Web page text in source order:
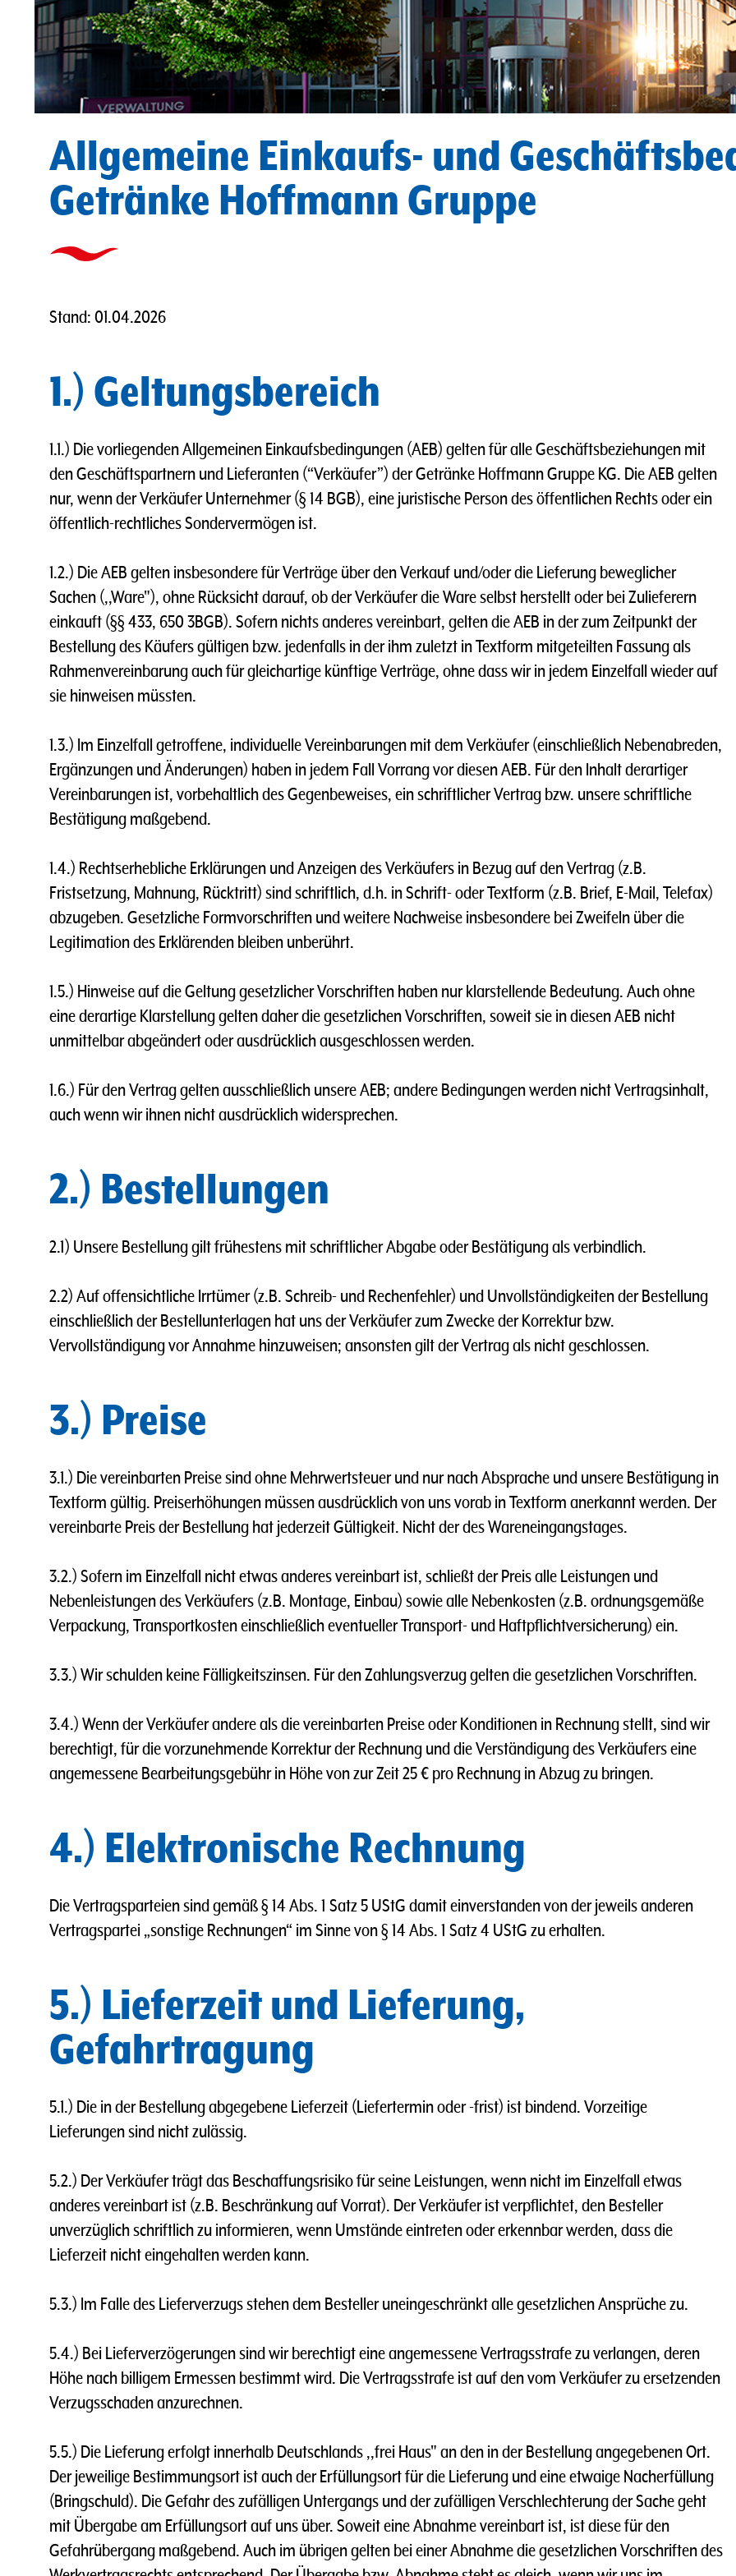
Allgemeine Einkaufs- und
Getränke Hoffmann Gruppe
Stand: 01.04.2026
1.) Geltungsbereich
1.1.) Die vorliegenden Allgemeinen Einkaufsbedingungen (AEB) gelten für alle Geschäftsbeziehungen mit
den Geschäftspartnern und Lieferanten (“Verkäufer”) der Getränke Hoffmann Gruppe KG. Die AEB gelten
nur, wenn der Verkäufer Unternehmer (§ 14 BGB), eine juristische Person des öffentlichen Rechts oder ein
öffentlich-rechtliches Sondervermögen ist.
1.2.) Die AEB gelten insbesondere für Verträge über den Verkauf und/oder die Lieferung beweglicher
Sachen (,,Ware"), ohne Rücksicht darauf, ob der Verkäufer die Ware selbst herstellt oder bei Zulieferern
einkauft (§§ 433, 650 3BGB). Sofern nichts anderes vereinbart, gelten die AEB in der zum Zeitpunkt der
Bestellung des Käufers gültigen bzw. jedenfalls in der ihm zuletzt in Textform mitgeteilten Fassung als
Rahmenvereinbarung auch für gleichartige künftige Verträge, ohne dass wir in jedem Einzelfall wieder auf
sie hinweisen müssten.
1.3.) lm Einzelfall getroffene, individuelle Vereinbarungen mit dem Verkäufer (einschließlich Nebenabreden,
Ergänzungen und Änderungen) haben in jedem Fall Vorrang vor diesen AEB. Für den lnhalt derartiger
Vereinbarungen ist, vorbehaltlich des Gegenbeweises, ein schriftlicher Vertrag bzw. unsere schriftliche
Bestätigung maßgebend.
1.4.) Rechtserhebliche Erklärungen und Anzeigen des Verkäufers in Bezug auf den Vertrag (z.B.
Fristsetzung, Mahnung, Rücktritt) sind schriftlich, d.h. in Schrift- oder Textform (z.B. Brief, E-Mail, Telefax)
abzugeben. Gesetzliche Formvorschriften und weitere Nachweise insbesondere bei Zweifeln über die
Legitimation des Erklärenden bleiben unberührt.
1.5.) Hinweise auf die Geltung gesetzlicher Vorschriften haben nur klarstellende Bedeutung. Auch ohne
eine derartige Klarstellung gelten daher die gesetzlichen Vorschriften, soweit sie in diesen AEB nicht
unmittelbar abgeändert oder ausdrücklich ausgeschlossen werden.
1.6.) Für den Vertrag gelten ausschließlich unsere AEB; andere Bedingungen werden nicht Vertragsinhalt,
auch wenn wir ihnen nicht ausdrücklich widersprechen.
2.) Bestellungen
2.1) Unsere Bestellung gilt frühestens mit schriftlicher Abgabe oder Bestätigung als verbindlich.
2.2) Auf offensichtliche lrrtümer (z.B. Schreib- und Rechenfehler) und Unvollständigkeiten der Bestellung
einschließlich der Bestellunterlagen hat uns der Verkäufer zum Zwecke der Korrektur bzw.
Vervollständigung vor Annahme hinzuweisen; ansonsten gilt der Vertrag als nicht geschlossen.
3.) Preise
3.1.) Die vereinbarten Preise sind ohne Mehrwertsteuer und nur nach Absprache und unsere Bestätigung in
Textform gültig. Preiserhöhungen müssen ausdrücklich von uns vorab in Textform anerkannt werden. Der
vereinbarte Preis der Bestellung hat jederzeit Gültigkeit. Nicht der des Wareneingangstages.
3.2.) Sofern im Einzelfall nicht etwas anderes vereinbart ist, schließt der Preis alle Leistungen und
Nebenleistungen des Verkäufers (z.B. Montage, Einbau) sowie alle Nebenkosten (z.B. ordnungsgemäße
Verpackung, Transportkosten einschließlich eventueller Transport- und Haftpflichtversicherung) ein.
3.3.) Wir schulden keine Fälligkeitszinsen. Für den Zahlungsverzug gelten die gesetzlichen Vorschriften.
3.4.) Wenn der Verkäufer andere als die vereinbarten Preise oder Konditionen in Rechnung stellt, sind wir
berechtigt, für die vorzunehmende Korrektur der Rechnung und die Verständigung des Verkäufers eine
angemessene Bearbeitungsgebühr in Höhe von zur Zeit 25 € pro Rechnung in Abzug zu bringen.
4.) Elektronische Rechnung
Die Vertragsparteien sind gemäß § 14 Abs. 1 Satz 5 UStG damit einverstanden von der jeweils anderen
Vertragspartei „sonstige Rechnungen“ im Sinne von § 14 Abs. 1 Satz 4 UStG zu erhalten.
5.) Lieferzeit und Lieferung,
Gefahrtragung
5.1.) Die in der Bestellung abgegebene Lieferzeit (Liefertermin oder -frist) ist bindend. Vorzeitige
Lieferungen sind nicht zulässig.
5.2.) Der Verkäufer trägt das Beschaffungsrisiko für seine Leistungen, wenn nicht im Einzelfall etwas
anderes vereinbart ist (z.B. Beschränkung auf Vorrat). Der Verkäufer ist verpflichtet, den Besteller
unverzüglich schriftlich zu informieren, wenn Umstände eintreten oder erkennbar werden, dass die
Lieferzeit nicht eingehalten werden kann.
5.3.) lm Falle des Lieferverzugs stehen dem Besteller uneingeschränkt alle gesetzlichen Ansprüche zu.
5.4.) Bei Lieferverzögerungen sind wir berechtigt eine angemessene Vertragsstrafe zu verlangen, deren
Höhe nach billigem Ermessen bestimmt wird. Die Vertragsstrafe ist auf den vom Verkäufer zu ersetzenden
Verzugsschaden anzurechnen.
5.5.) Die Lieferung erfolgt innerhalb Deutschlands ,,frei Haus" an den in der Bestellung angegebenen Ort.
Der jeweilige Bestimmungsort ist auch der Erfüllungsort für die Lieferung und eine etwaige Nacherfüllung
(Bringschuld). Die Gefahr des zufälligen Untergangs und der zufälligen Verschlechterung der Sache geht
mit Übergabe am Erfüllungsort auf uns über. Soweit eine Abnahme vereinbart ist, ist diese für den
Gefahrübergang maßgebend. Auch im übrigen gelten bei einer Abnahme die gesetzlichen Vorschriften des